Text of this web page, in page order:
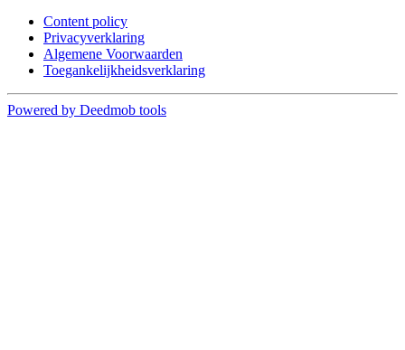
Content policy
Privacyverklaring
Algemene Voorwaarden
Toegankelijkheidsverklaring
Powered by Deedmob tools